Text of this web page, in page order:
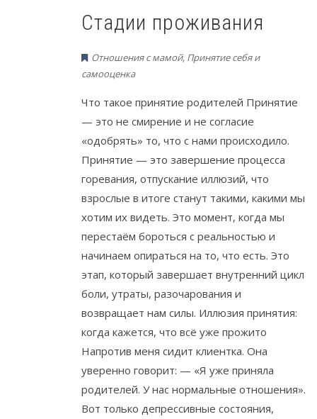
Стадии проживания
Отношения с мамой, Принятие себя и
самооценка
Что такое принятие родителей Принятие
— это не смирение и не согласие
«одобрять» то, что с нами происходило.
Принятие — это завершение процесса
горевания, отпускание иллюзий, что
взрослые в итоге станут такими, какими мы
хотим их видеть. Это момент, когда мы
перестаём бороться с реальностью и
начинаем опираться на то, что есть. Это
этап, который завершает внутренний цикл
боли, утраты, разочарования и
возвращает нам силы. Иллюзия принятия:
когда кажется, что всё уже прожито
Напротив меня сидит клиентка. Она
уверенно говорит: — «Я уже приняла
родителей. У нас нормальные отношения».
Вот только депрессивные состояния,